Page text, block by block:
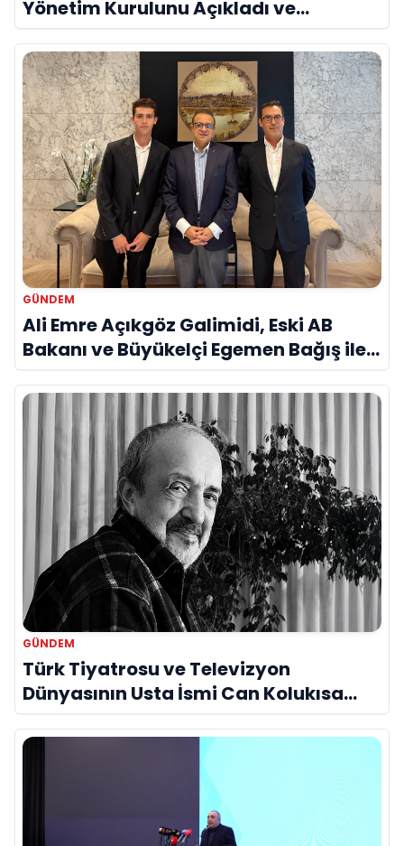
Yönetim Kurulunu Açıkladı ve
Savunma Sanayinde Küresel Vizyon
Vurgusu
GÜNDEM
Ali Emre Açıkgöz Galimidi, Eski AB
Bakanı ve Büyükelçi Egemen Bağış ile
Bir Araya Geldi
GÜNDEM
Türk Tiyatrosu ve Televizyon
Dünyasının Usta İsmi Can Kolukısa
Hayatını Kaybetti